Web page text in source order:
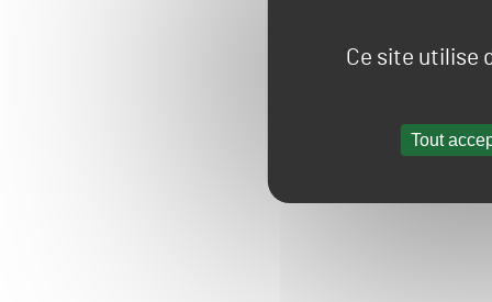
Ce site utilise
Tout